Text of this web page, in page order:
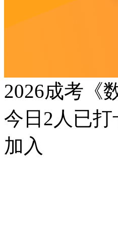
2026成考《
今日 2 人已打
加入